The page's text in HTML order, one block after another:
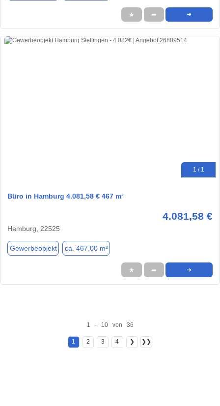
★ ➦ ➜
1 / 1
Büro in Hamburg 4.081,58 € 467 m²
4.081,58 €
Hamburg, 22525
Gewerbeobjekt ca. 467,00 m²
★ ➦ ➜
1 - 10 von 36
1 2 3 4 ❯ ❯❯